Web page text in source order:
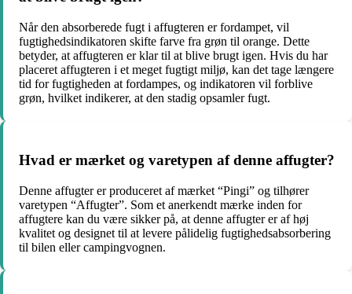
Når den absorberede fugt i affugteren er fordampet, vil
fugtighedsindikatoren skifte farve fra grøn til orange. Dette
betyder, at affugteren er klar til at blive brugt igen. Hvis du har
placeret affugteren i et meget fugtigt miljø, kan det tage længere
tid for fugtigheden at fordampes, og indikatoren vil forblive
grøn, hvilket indikerer, at den stadig opsamler fugt.
Hvad er mærket og varetypen af denne affugter?
Denne affugter er produceret af mærket “Pingi” og tilhører
varetypen “Affugter”. Som et anerkendt mærke inden for
affugtere kan du være sikker på, at denne affugter er af høj
kvalitet og designet til at levere pålidelig fugtighedsabsorbering
til bilen eller campingvognen.